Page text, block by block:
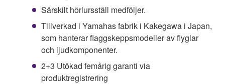
Särskilt hörlursställ medföljer.
Tillverkad i Yamahas fabrik i Kakegawa i Japan,
som hanterar flaggskeppsmodeller av flyglar
och ljudkomponenter.
2+3 Utökad femårig garanti via
produktregistrering